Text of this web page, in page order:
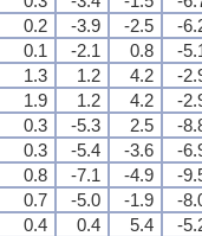
0.2 -3.9 -2.5
-
0.1 -2.1 0.8
-
1.3 1.2 4.2
-
1.9 1.2 4.2
-
0.3 -5.3 2.5
-
0.3 -5.4 -3.6
-
0.8 -7.1 -4.9
-
0.7 -5.0 -1.9
-
0.4 0.4 5.4
-